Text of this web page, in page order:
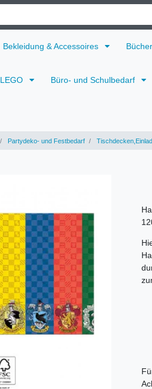
Bekleidung & Accessoires Bücher
LEGO Büro- und Schulbedarf
Partydeko- und Festbedarf